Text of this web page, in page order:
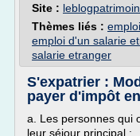
Site :
Thèmes liés :
emploi d'un salarie
salarie etranger
S'expatrier :
payer d'impôt
a. Les personnes qui
leur séjour principal ;